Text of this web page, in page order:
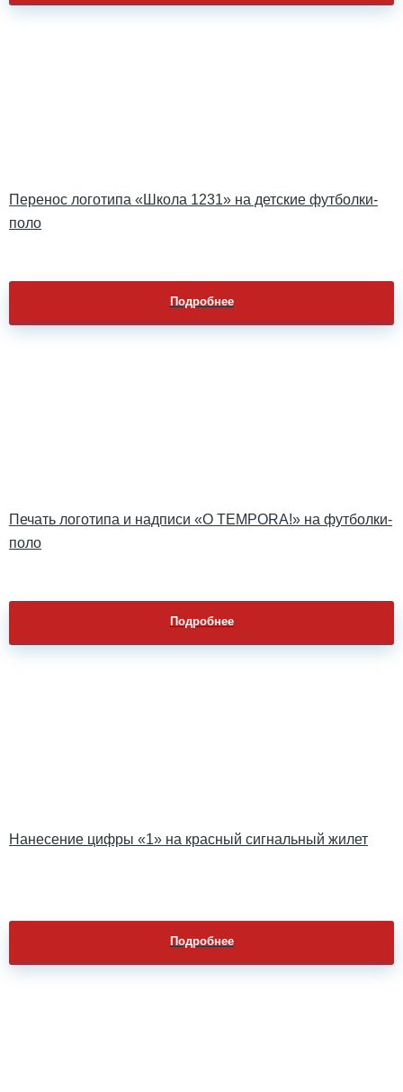
Перенос логотипа «Школа 1231» на детские футболки-
поло
Подробнее
Печать логотипа и надписи «O TEMPORA!» на футболки-
поло
Подробнее
Нанесение цифры «1» на красный сигнальный жилет
Подробнее